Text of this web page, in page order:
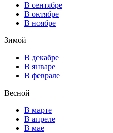
В сентябре
В октябре
В ноябре
Зимой
В декабре
В январе
В феврале
Весной
В марте
В апреле
В мае